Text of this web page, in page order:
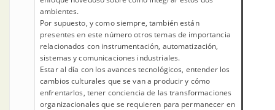
ambientes.
Por supuesto, y como siempre, también están
presentes en este número otros temas de importancia
relacionados con instrumentación, automatización,
sistemas y comunicaciones industriales.
Estar al día con los avances tecnológicos, entender los
cambios culturales que se van a producir y cómo
enfrentarlos, tener conciencia de las transformaciones
organizacionales que se requieren para permanecer en